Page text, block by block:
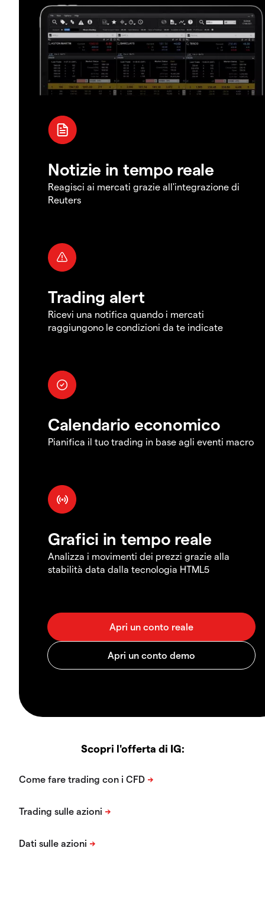
Notizie in tempo reale
Reagisci ai mercati grazie all'integrazione di
Reuters
Trading alert
Ricevi una notifica quando i mercati
raggiungono le condizioni da te indicate
Calendario economico
Pianifica il tuo trading in base agli eventi macro
Grafici in tempo reale
Analizza i movimenti dei prezzi grazie alla
stabilità data dalla tecnologia HTML5
Scopri l'offerta di IG: